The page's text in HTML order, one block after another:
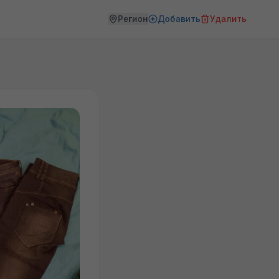
Регион Добавить Удалить